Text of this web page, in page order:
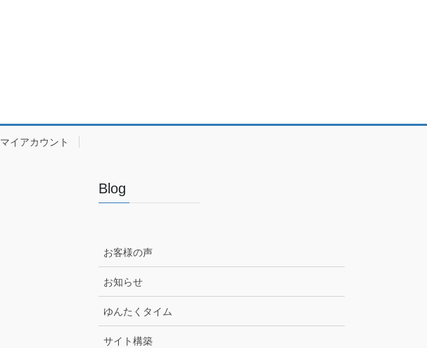
マイアカウント
Blog
お客様の声
お知らせ
ゆんたくタイム
サイト構築